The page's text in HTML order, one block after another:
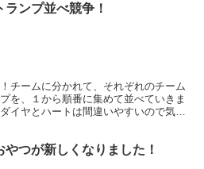
ランプ並べ競争！
チームに分かれて、それぞれのチーム
を、１から順番に集めて並べていきま
イヤとハートは間違いやすいので気を
やつが新しくなりました！